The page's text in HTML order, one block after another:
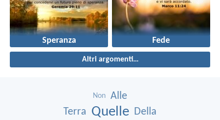
Speranza Fede
Altri argomenti…
Non
Alle
Terra Quelle Della